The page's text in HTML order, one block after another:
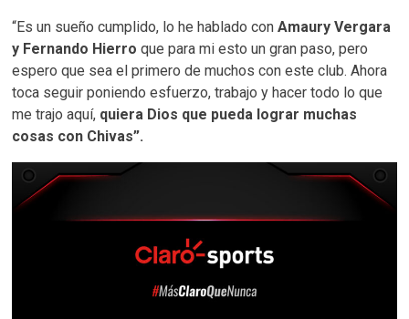
“Es un sueño cumplido, lo he hablado conAmaury Vergara
y Fernando Hierro que para mi esto un gran paso, pero
espero que sea el primero de muchos con este club. Ahora
toca seguir poniendo esfuerzo, trabajo y hacer todo lo que
me trajo aquí, quiera Dios que pueda lograr muchas
cosas con Chivas”.